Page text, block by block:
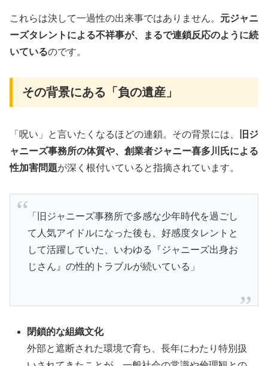
これらは決して一過性の出来事ではありません。 元ジャニ
ーズタレントによる不祥事が、まるで連鎖反応のように続
いているのです。
その背景にある「負の遺産」
「呪い」と言いたくなるほどの連鎖。その背景には、
旧ジ
ャニーズ事務所の体質や、創業者ジャニー喜多川氏による
性加害問題が深く根付いていると指摘されています。
「旧ジャニーズ事務所で多感な少年時代を過ごし
て人気アイドルになった後も、好感度タレントと
して活躍していた、いわゆる『ジャニーズ出身お
じさん』の性的トラブルが続いている」
閉鎖的な組織文化
外部と遮断された環境で育ち、長年にわたり特別扱